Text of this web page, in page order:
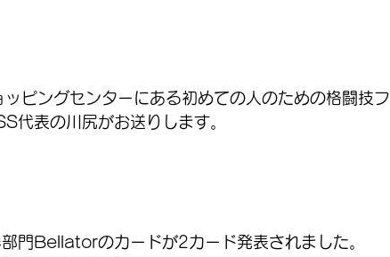
ピングセンターにある初めての人のための格闘技フ
代表の川尻がお送りします。
門Bellatorのカードが2カード発表されました。